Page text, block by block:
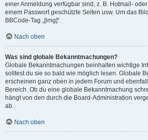
einer Anmeldung verfügbar sind, z. B. Hotmail-
einem Passwort geschützte Seiten usw. Um das
BBCode-Tag „[img]“.
Nach oben
Was sind globale Bekanntmachungen?
Globale Bekanntmachungen beinhalten wichtige
solltest du sie so bald wie möglich lesen. Globale
erscheinen ganz oben in jedem Forum und
Bereich. Ob du eine globale Bekanntmachung
hängt von den durch die Board-Administration
ab.
Nach oben